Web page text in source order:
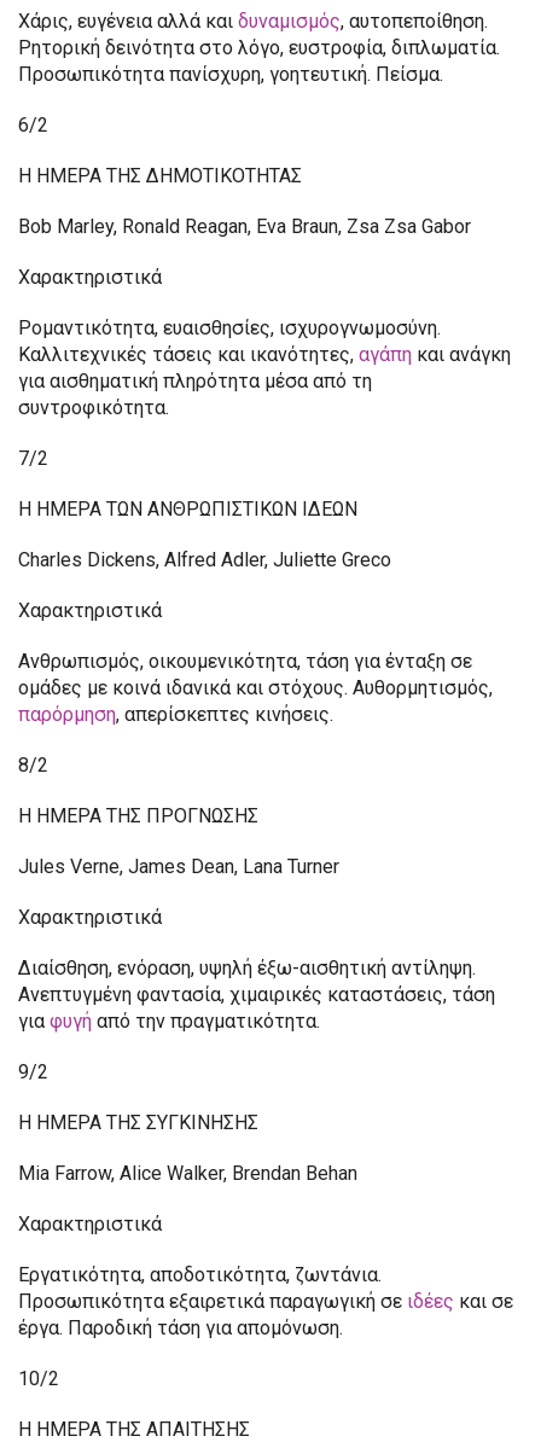
Χάρις, ευγένεια αλλά και δυναμισμός, αυτοπεποίθηση.
Ρητορική δεινότητα στο λόγο, ευστροφία, διπλωματία.
Προσωπικότητα πανίσχυρη, γοητευτική. Πείσμα.
6/2
Η ΗΜΕΡΑ ΤΗΣ ΔΗΜΟΤΙΚΟΤΗΤΑΣ
Bob Marley, Ronald Reagan, Eva Braun, Zsa Zsa Gabor
Χαρακτηριστικά
Ρομαντικότητα, ευαισθησίες, ισχυρογνωμοσύνη.
Καλλιτεχνικές τάσεις και ικανότητες, αγάπη και ανάγκη
για αισθηματική πληρότητα μέσα από τη
συντροφικότητα.
7/2
Η ΗΜΕΡΑ ΤΩΝ ΑΝΘΡΩΠΙΣΤΙΚΩΝ ΙΔΕΩΝ
Charles Dickens, Alfred Adler, Juliette Greco
Χαρακτηριστικά
Ανθρωπισμός, οικουμενικότητα, τάση για ένταξη σε
ομάδες με κοινά ιδανικά και στόχους. Αυθορμητισμός,
παρόρμηση, απερίσκεπτες κινήσεις.
8/2
Η ΗΜΕΡΑ ΤΗΣ ΠΡΟΓΝΩΣΗΣ
Jules Verne, James Dean, Lana Turner
Χαρακτηριστικά
Διαίσθηση, ενόραση, υψηλή έξω-αισθητική αντίληψη.
Ανεπτυγμένη φαντασία, χιμαιρικές καταστάσεις, τάση
για φυγή από την πραγματικότητα.
9/2
Η ΗΜΕΡΑ ΤΗΣ ΣΥΓΚΙΝΗΣΗΣ
Mia Farrow, Alice Walker, Brendan Behan
Χαρακτηριστικά
Εργατικότητα, αποδοτικότητα, ζωντάνια.
Προσωπικότητα εξαιρετικά παραγωγική σε ιδέες και σε
έργα. Παροδική τάση για απομόνωση.
10/2
Η ΗΜΕΡΑ ΤΗΣ ΑΠΑΙΤΗΣΗΣ